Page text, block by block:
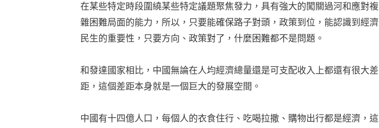
在某些特定時段圍繞某些特定議題聚焦發力，具有強大的闖關過河和應對複
雜困難局面的能力，所以，只要能確保路子對頭，政策到位，能認識到經濟
民生的重要性，只要方向、政策對了，什麼困難都不是問題。
和發達國家相比，中國無論在人均經濟總量還是可支配收入上都還有很大差
距，這個差距本身就是一個巨大的發展空間。
中國有十四億人口，每個人的衣食住行、吃喝拉撒、購物出行都是經濟，這